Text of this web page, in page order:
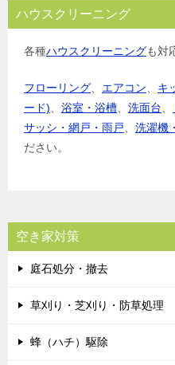
ハウスクリーニング
各種ハウスクリーニングも対
フローリング エアコン キ
ード)
浴室・浴槽 洗面台
サッシ・網戸・雨戸
洗濯機
ださい。
空き家対策
庭石処分・撤去
草刈り・芝刈り・防草処理
蜂（ハチ）駆除